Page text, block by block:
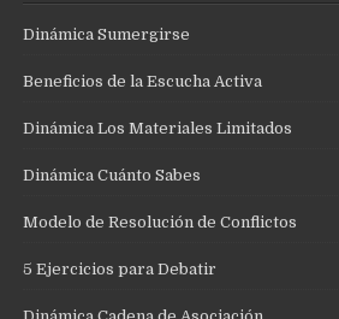
Dinámica Sumergirse
Beneficios de la Escucha Activa
Dinámica Los Materiales Limitados
Dinámica Cuánto Sabes
Modelo de Resolución de Conflictos
5 Ejercicios para Debatir